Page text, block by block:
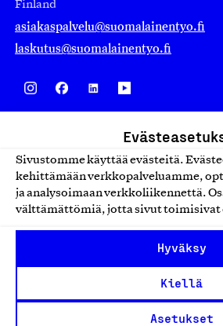
Sivustomme käyttää evästeitä.
kehittämään verkkopalveluamme,
ja analysoimaan verkkoliikennettä.
välttämättömiä, jotta sivut toimisivat
Hyväksy
Kiellä
Asetukset
Finland
asiakaspalvelu@suomalainentyo.fi
laskutus@suomalainentyo.fi
Design From Finland
Yhteiskunnallinen Yritys -merkki